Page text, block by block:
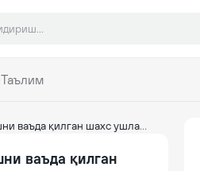
Таълим
қилган шахс ушланди
ваъда қилган